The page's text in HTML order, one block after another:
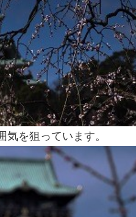
を狙っています。